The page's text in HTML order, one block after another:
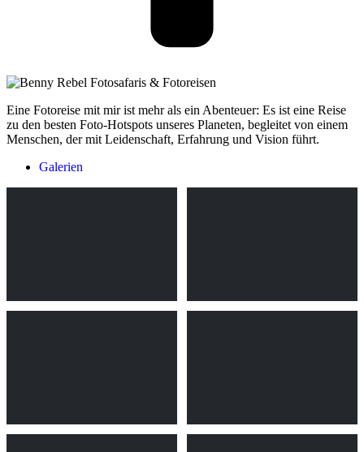
Eine Fotoreise mit mir ist mehr als ein Abenteuer: Es ist eine Reise
zu den besten Foto-Hotspots unseres Planeten, begleitet von einem
Menschen, der mit Leidenschaft, Erfahrung und Vision führt.
Galerien